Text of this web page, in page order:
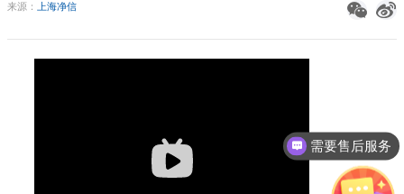
来源： 上海净信
需要售后服务